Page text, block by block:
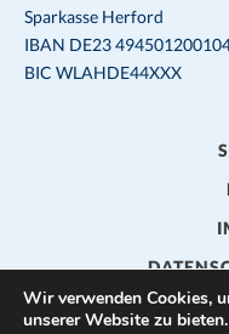
Sparkasse Herford
IBAN DE23
BIC WLAHDE44XXX
Wir verwenden Cookies,
unserer Website zu bieten.